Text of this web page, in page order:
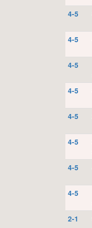
4-5
4-5
4-5
4-5
4-5
4-5
4-5
4-5
2-1